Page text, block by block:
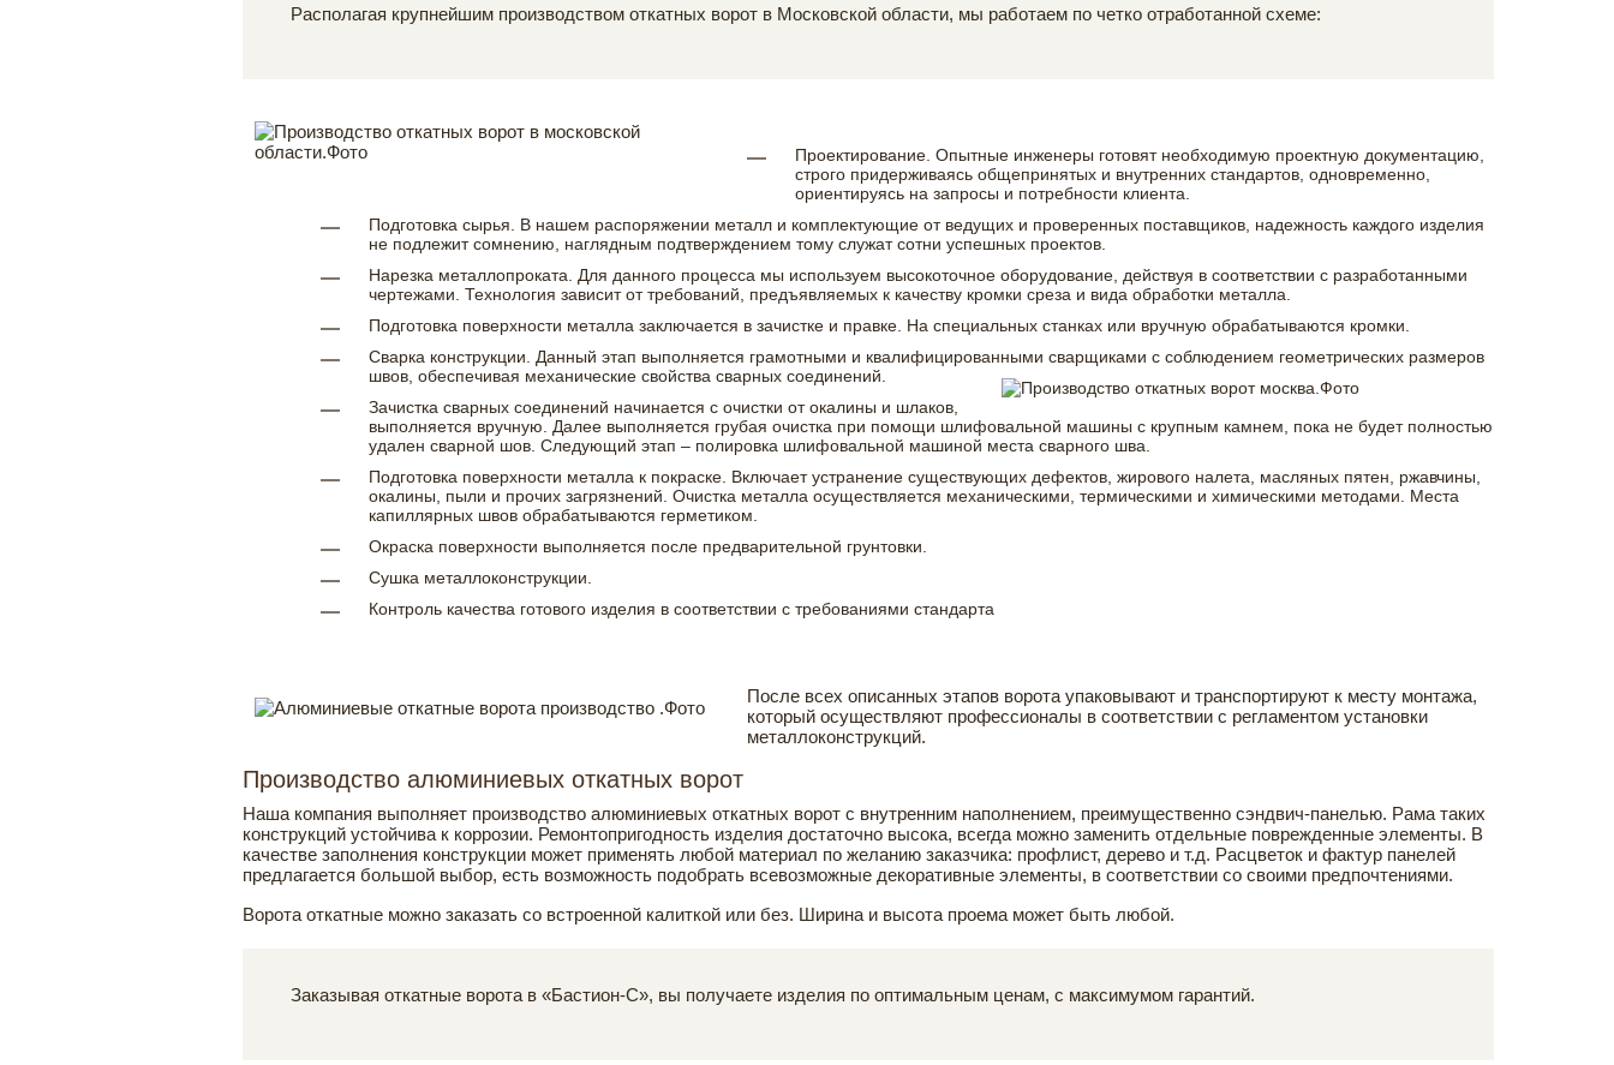
Располагая крупнейшим производством откатных ворот в Московской области, мы работаем по четко отработанной схеме:
Проектирование. Опытные инженеры готовят необходимую проектную документацию,
строго придерживаясь общепринятых и внутренних стандартов, одновременно,
ориентируясь на запросы и потребности клиента.
Подготовка сырья. В нашем распоряжении металл и комплектующие от ведущих и проверенных поставщиков, надежность каждого изделия
не подлежит сомнению, наглядным подтверждением тому служат сотни успешных проектов.
Нарезка металлопроката. Для данного процесса мы используем высокоточное оборудование, действуя в соответствии с разработанными
чертежами. Технология зависит от требований, предъявляемых к качеству кромки среза и вида обработки металла.
Подготовка поверхности металла заключается в зачистке и правке. На специальных станках или вручную обрабатываются кромки.
Сварка конструкции. Данный этап выполняется грамотными и квалифицированными сварщиками с соблюдением геометрических размеров
швов, обеспечивая механические свойства сварных соединений.
Зачистка сварных соединений начинается с очистки от окалины и шлаков,
выполняется вручную. Далее выполняется грубая очистка при помощи шлифовальной машины с крупным камнем, пока не будет полностью
удален сварной шов. Следующий этап – полировка шлифовальной машиной места сварного шва.
Подготовка поверхности металла к покраске. Включает устранение существующих дефектов, жирового налета, масляных пятен, ржавчины,
окалины, пыли и прочих загрязнений. Очистка металла осуществляется механическими, термическими и химическими методами. Места
капиллярных швов обрабатываются герметиком.
Окраска поверхности выполняется после предварительной грунтовки.
Сушка металлоконструкции.
Контроль качества готового изделия в соответствии с требованиями стандарта
После всех описанных этапов ворота упаковывают и транспортируют к месту монтажа,
который осуществляют профессионалы в соответствии с регламентом установки
металлоконструкций.
Производство алюминиевых откатных ворот
Наша компания выполняет производство алюминиевых откатных ворот с внутренним наполнением, преимущественно сэндвич-панелью. Рама таких
конструкций устойчива к коррозии. Ремонтопригодность изделия достаточно высока, всегда можно заменить отдельные поврежденные элементы. В
качестве заполнения конструкции может применять любой материал по желанию заказчика: профлист, дерево и т.д. Расцветок и фактур панелей
предлагается большой выбор, есть возможность подобрать всевозможные декоративные элементы, в соответствии со своими предпочтениями.
Ворота откатные можно заказать со встроенной калиткой или без. Ширина и высота проема может быть любой.
Заказывая откатные ворота в «Бастион-С», вы получаете изделия по оптимальным ценам, с максимумом гарантий.